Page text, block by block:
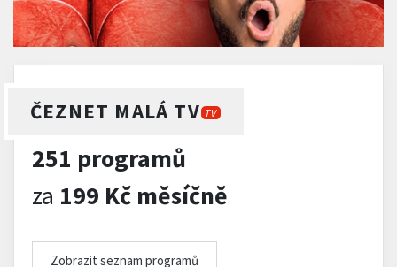
ČEZNET MALÁ TV TV
251 programů
za 199 Kč měsíčně
Zobrazit seznam programů